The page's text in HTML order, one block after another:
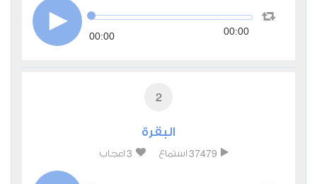
00:00 00:00
2
البقرة
37479 استماع 3 اعجاب